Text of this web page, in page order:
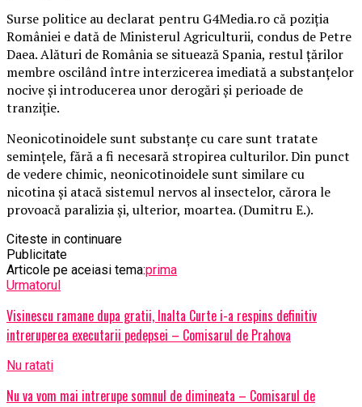
Surse politice au declarat pentru G4Media.ro că poziţia
României e dată de Ministerul Agriculturii, condus de Petre
Daea. Alături de România se situează Spania, restul ţărilor
membre oscilând între interzicerea imediată a substanţelor
nocive şi introducerea unor derogări şi perioade de
tranziţie.
Neonicotinoidele sunt substanţe cu care sunt tratate
seminţele, fără a fi necesară stropirea culturilor. Din punct
de vedere chimic, neonicotinoidele sunt similare cu
nicotina şi atacă sistemul nervos al insectelor, cărora le
provoacă paralizia şi, ulterior, moartea. (Dumitru E.).
Articole pe aceiasi tema:prima
Urmatorul
Visinescu ramane dupa gratii, Inalta Curte i-a respins definitiv
intreruperea executarii pedepsei – Comisarul de Prahova
Nu ratati
Nu va vom mai intrerupe somnul de dimineata – Comisarul de
Citeste in continuare
Publicitate